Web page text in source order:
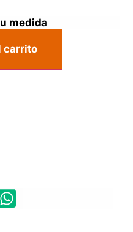
medida
carrito